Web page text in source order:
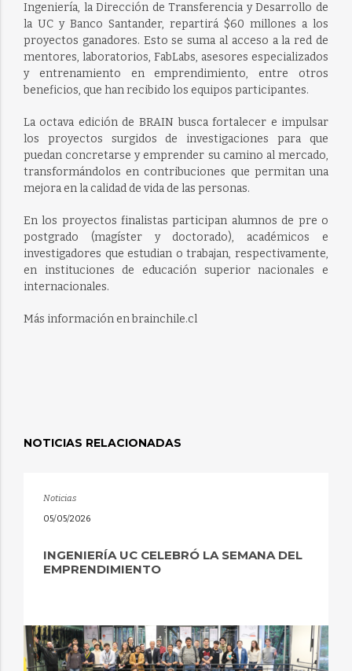
Ingeniería, la Dirección de Transferencia y Desarrollo de
la UC y Banco Santander, repartirá $60 millones a los
proyectos ganadores. Esto se suma al acceso a la red de
mentores, laboratorios, FabLabs, asesores especializados
y entrenamiento en emprendimiento, entre otros
beneficios, que han recibido los equipos participantes.
La octava edición de BRAIN busca fortalecer e impulsar
los proyectos surgidos de investigaciones para que
puedan concretarse y emprender su camino al mercado,
transformándolos en contribuciones que permitan una
mejora en la calidad de vida de las personas.
En los proyectos finalistas participan alumnos de pre o
postgrado (magíster y doctorado), académicos e
investigadores que estudian o trabajan, respectivamente,
en instituciones de educación superior nacionales e
internacionales.
Más información en brainchile.cl
NOTICIAS RELACIONADAS
Noticias
05/05/2026
INGENIERÍA UC CELEBRÓ LA SEMANA DEL
EMPRENDIMIENTO